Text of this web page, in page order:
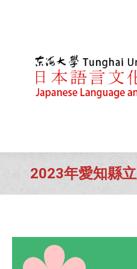
2023年愛知縣